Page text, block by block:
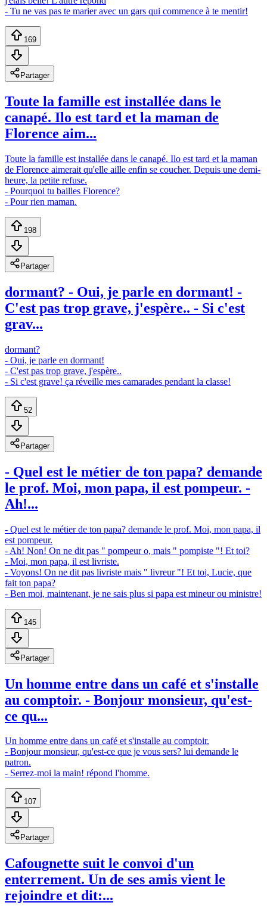
- Tu ne vas pas te marier avec un gars qui commence à te mentir!
169
Partager
Toute la famille est installée dans le
canapé. Ilo est tard et la maman de
Florence aim...
Toute la famille est installée dans le canapé. Ilo est tard et la maman
de Florence aimerait qu'elle aille enfin se coucher. Depuis une demi-
heure, la petite refuse.
- Pourquoi tu bailles Florence?
- Pour rien maman.
198
Partager
dormant? - Oui, je parle en dormant! -
C'est pas trop grave, j'espère.. - Si c'est
grav...
dormant?
- Oui, je parle en dormant!
- C'est pas trop grave, j'espère..
- Si c'est grave! ça réveille mes camarades pendant la classe!
52
Partager
- Quel est le métier de ton papa? demande
le prof. Moi, mon papa, il est pompeur. -
Ah!...
- Quel est le métier de ton papa? demande le prof. Moi, mon papa, il
est pompeur.
- Ah! Non! On ne dit pas " pompeur o, mais " pompiste "! Et toi?
- Moi, mon papa, il est livriste.
- Voyons! On ne dit pas livriste mais " livreur "! Et toi, Lucie, que
fait ton papa?
- Ben moi, maintenant, je ne sais plus si papa est mineur ou ministre!
145
Partager
Un homme entre dans un café et s'installe
au comptoir. - Bonjour monsieur, qu'est-
ce qu...
Un homme entre dans un café et s'installe au comptoir.
- Bonjour monsieur, qu'est-ce que je vous sers? lui demande le
patron.
- Serrez-moi la main! répond l'homme.
107
Partager
Cafougnette suit le convoi d'un
enterrement. Un de ses amis vient le
rejoindre et dit:...